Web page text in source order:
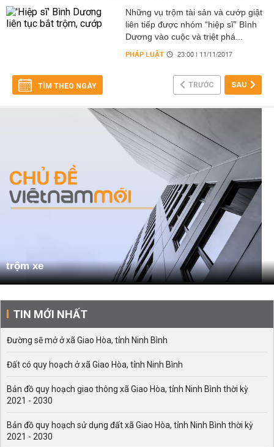
Những vụ trộm tài sản và cướp giật
liên tiếp được nhóm “hiệp sĩ” Bình
Dương vào cuộc và triệt phá...
PHÁP LUẬT 23:00 | 11/11/2017
TÌM THEO NGÀY TRƯỚC SAU
trộm xe
TIN MỚI NHẤT
Đường sẽ mở ở xã Giao Hòa, tỉnh Ninh Bình
Đất có quy hoạch ở xã Giao Hòa, tỉnh Ninh Bình
Bản đồ quy hoạch giao thông xã Giao Hòa, tỉnh Ninh Bình thời kỳ
2021 - 2030
Bản đồ quy hoạch sử dụng đất xã Giao Hòa, tỉnh Ninh Bình thời kỳ
2021 - 2030